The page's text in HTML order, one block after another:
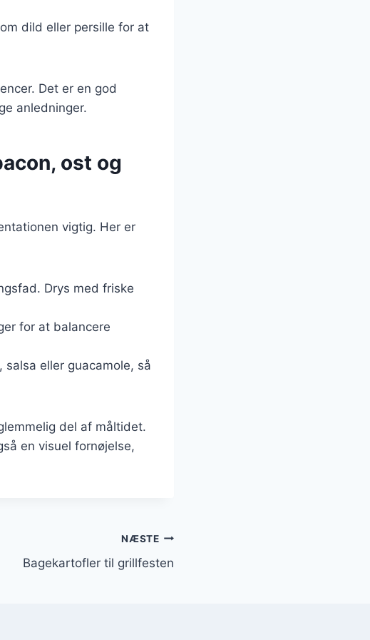
dild eller persille for at
Det er en god
anledninger.
ost og
vigtig. Her er
Drys med friske
for at balancere
eller guacamole, så
del af måltidet.
en visuel fornøjelse,
NÆSTE
Bagekartofler til grillfesten